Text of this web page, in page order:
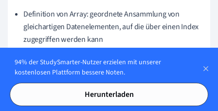
Definition von Array: geordnete Ansammlung von
gleichartigen Datenelementen, auf die über einen Index
zugegriffen werden kann
Praktische Nutzung von Array: Zugriff auf Elemente,
Modifikation von Elementen und das Durchlaufen aller
Elemente
Erstellung eines Arrays in Java: Declation des Datentypes
94% der StudySmarter-Nutzer erzielen mit unserer
kostenlosen Plattform bessere Noten.
Herunterladen